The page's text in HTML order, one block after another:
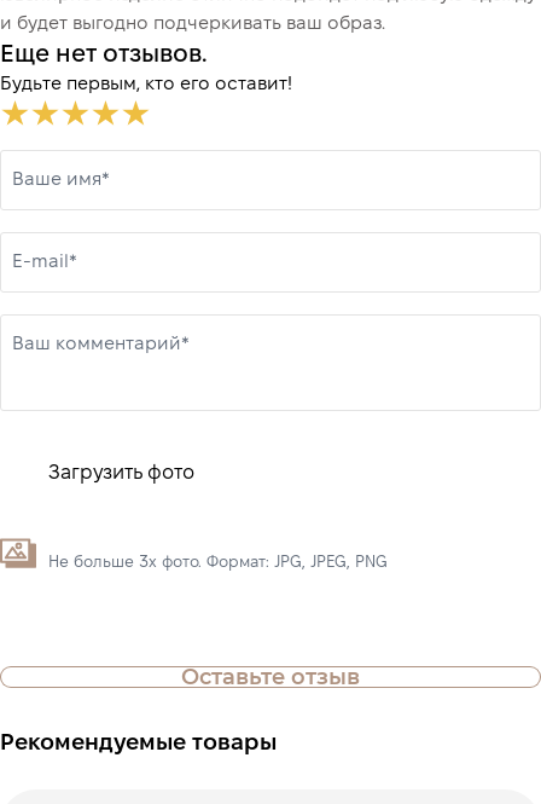
и будет выгодно подчеркивать ваш образ.
Еще нет отзывов.
Будьте первым, кто его оставит!
Ваше имя*
E-mail*
Ваш комментарий*
Загрузить фото
Не больше 3х фото. Формат: JPG, JPEG, PNG
Оставьте отзыв
Рекомендуемые товары